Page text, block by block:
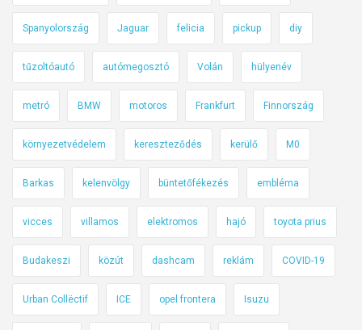
a
i
z
s
m
e
b
k
ó
Spanyolország Jaguar felicia pickup diy
tűzoltóautó autómegosztó Volán hülyenév
metró BMW motoros Frankfurt Finnország
környezetvédelem kereszteződés kerülő M0
Barkas kelenvölgy büntetőfékezés embléma
vicces villamos elektromos hajó toyota prius
Budakeszi közút dashcam reklám COVID-19
Urban Collëctif ICE opel frontera Isuzu